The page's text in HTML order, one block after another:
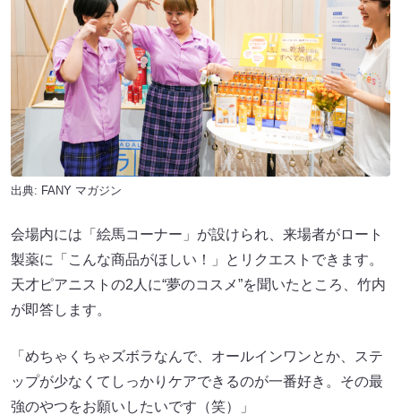
出典: FANY マガジン
会場内には「絵馬コーナー」が設けられ、来場者がロート
製薬に「こんな商品がほしい！」とリクエストできます。
天才ピアニストの2人に“夢のコスメ”を聞いたところ、竹内
が即答します。
「めちゃくちゃズボラなんで、オールインワンとか、ステ
ップが少なくてしっかりケアできるのが一番好き。その最
強のやつをお願いしたいです（笑）」